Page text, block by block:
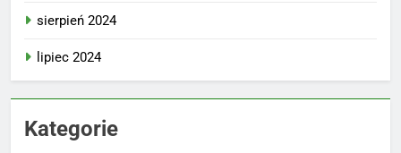
sierpień 2024
lipiec 2024
Kategorie